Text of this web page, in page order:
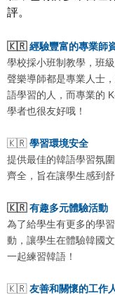
評。
🇰🇷經驗豐富的專業師
學校採小班制教學，班
聲樂導師都是專業人士
語學習的人，而專業的
學者也很友好哦！
🇰🇷學習環境安全
提供最佳的韓語學習氛
齊全，旨在讓學生感到
🇰🇷有趣多元體驗活動
為了給學生有更多的學
動，讓學生在體驗韓國
一起練習韓語！
🇰🇷友善和關懷的工作